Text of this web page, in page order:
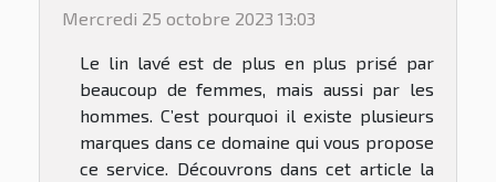
Mercredi 25 octobre 2023 13:03
Le lin lavé est de plus en plus prisé par
beaucoup de femmes, mais aussi par les
hommes. C’est pourquoi il existe plusieurs
marques dans ce domaine qui vous propose
ce service. Découvrons dans cet article la